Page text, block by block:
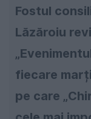
Fostul
Lăzăroiu
fiecare
pe care